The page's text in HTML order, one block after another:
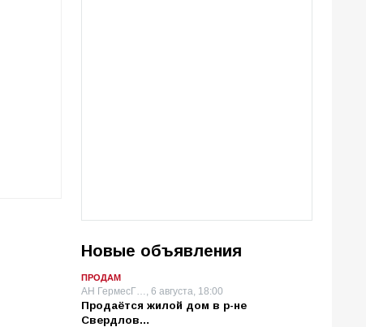
Новые объявления
ПРОДАМ
АН ГермесГ…, 6 августа, 18:00
Продаётся жилой дом в р-не
Свердлов…